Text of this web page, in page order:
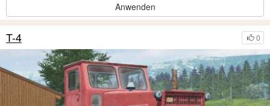
Anwenden
0
T-4